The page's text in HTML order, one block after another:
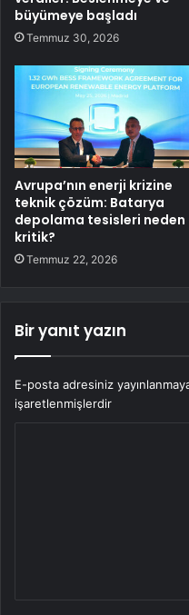
büyümeye başladı
Temmuz 30, 2026
Avrupa’nın enerji krizine
teknik çözüm: Batarya
depolama tesisleri neden
kritik?
Temmuz 22, 2026
Bir yanıt yazın
E-posta adresiniz
işaretlenmişlerdir